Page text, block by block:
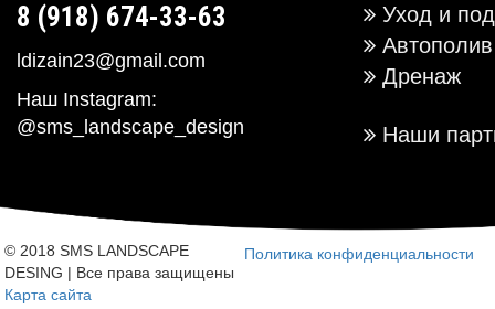
8 (918) 674-33-63
ldizain23@gmail.com
Наш Instagram:
@sms_landscape_design
Уход и
Автополив
Дренаж
Наши
© 2018 SMS LANDSCAPE
DESING | Все права защищены
Карта сайта
Политика конфиденциальности